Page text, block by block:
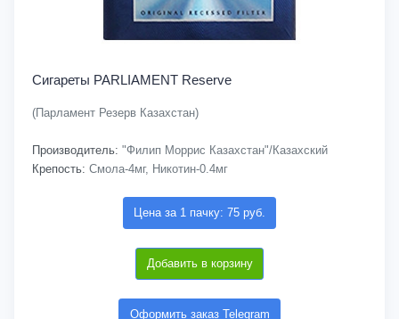
Сигареты PARLIAMENT Reserve
(Парламент Резерв Казахстан)
Производитель: "Филип Моррис Казахстан"/Казахский
Крепость: Смола-4мг, Никотин-0.4мг
Цена за 1 пачку: 75 руб.
Добавить в корзину
Оформить заказ Telegram